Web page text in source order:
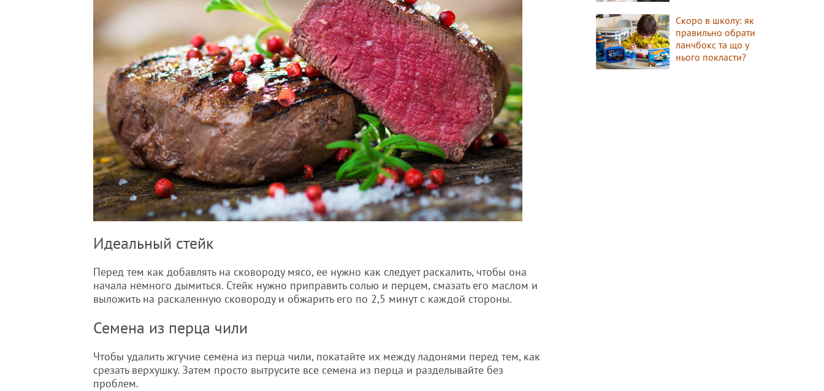
Идеальный стейк
Перед тем как добавлять на сковороду мясо, ее нужно как следует раскалить, чтобы она
начала немного дымиться. Стейк нужно приправить солью и перцем, смазать его маслом и
выложить на раскаленную сковороду и обжарить его по 2,5 минут с каждой стороны.
Семена из перца чили
Чтобы удалить жгучие семена из перца чили, покатайте их между ладонями перед тем, как
срезать верхушку. Затем просто вытрусите все семена из перца и разделывайте без
проблем.
Скоро в школу: як
правильно обрати
ланчбокс та що у
нього покласти?